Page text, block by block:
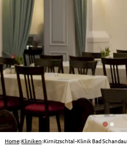
Home Kliniken Kirnitzschtal-Klinik Bad Schandau